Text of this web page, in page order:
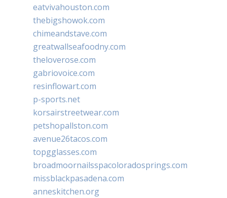
eatvivahouston.com
thebigshowok.com
chimeandstave.com
greatwallseafoodny.com
theloverose.com
gabriovoice.com
resinflowart.com
p-sports.net
korsairstreetwear.com
petshopallston.com
avenue26tacos.com
topgglasses.com
broadmoornailsspacoloradosprings.com
missblackpasadena.com
anneskitchen.org